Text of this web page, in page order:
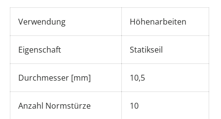
Verwendung Höhenarbeiten
Eigenschaft Statikseil
Durchmesser [mm] 10,5
Anzahl Normstürze 10